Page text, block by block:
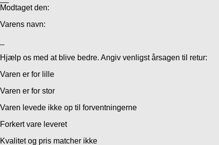
Modtaget den:
Varens navn:
Hjælp os med at blive bedre. Angiv venligst årsagen til retur:
Varen er for lille
Varen er for stor
Varen levede ikke op til forventningerne
Forkert vare leveret
Kvalitet og pris matcher ikke